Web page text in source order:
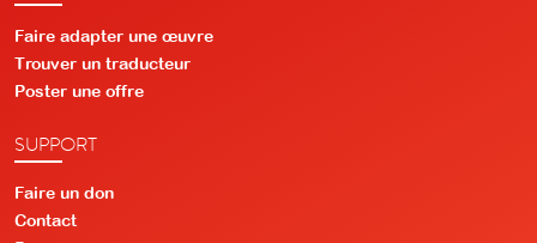
Faire adapter une œuvre
Trouver un traducteur
Poster une offre
SUPPORT
Faire un don
Contact